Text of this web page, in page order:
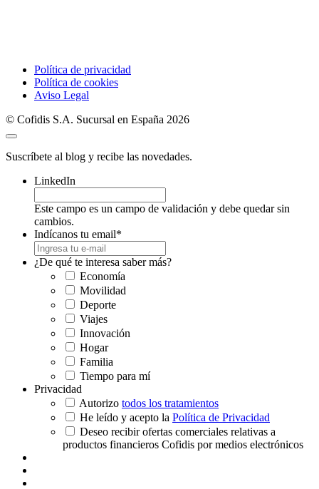
Política de privacidad
Política de cookies
Aviso Legal
© Cofidis S.A. Sucursal en España 2026
Suscríbete al blog y recibe las novedades.
LinkedIn
Este campo es un campo de validación y debe quedar sin
cambios.
Indícanos tu email*
¿De qué te interesa saber más?
Economía
Movilidad
Deporte
Viajes
Innovación
Hogar
Familia
Tiempo para mí
Privacidad
Autorizo todos los tratamientos
He leído y acepto la Política de Privacidad
Deseo recibir ofertas comerciales relativas a
productos financieros Cofidis por medios electrónicos